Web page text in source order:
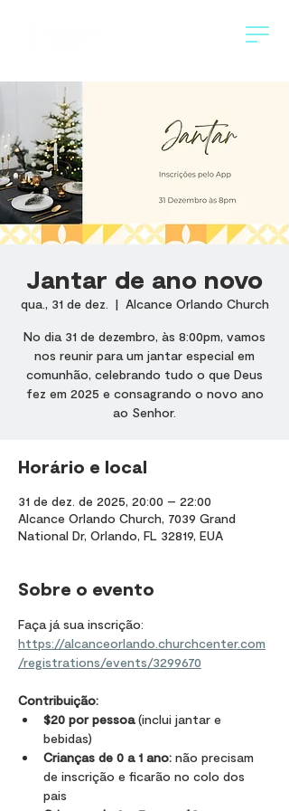
Jantar de ano novo
qua., 31 de dez.
  |
Alcance Orlando Church
No dia 31 de dezembro, às 8:00pm, vamos
nos reunir para um jantar especial em
comunhão, celebrando tudo o que Deus
fez em 2025 e consagrando o novo ano
ao Senhor.
Horário e local
31 de dez. de 2025, 20:00 – 22:00
Alcance Orlando Church, 7039 Grand
National Dr, Orlando, FL 32819, EUA
Sobre o evento
Faça já sua inscrição:
https://alcanceorlando.churchcenter.com
/registrations/events/3299670
Contribuição:
$20 por pessoa (inclui jantar e
bebidas)
Crianças de 0 a 1 ano: não precisam
de inscrição e ficarão no colo dos
pais